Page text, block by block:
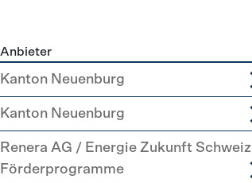
Anbieter
Kanton Neuenburg
Kanton Neuenburg
Renera AG / Energie Zukunft Schweiz
Förderprogramme